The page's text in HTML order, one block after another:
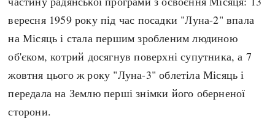
вересня 1959 року під час посадки "Луна-2" впала
на Місяць і стала першим зробленим людиною
об'єком, котрий досягнув поверхні супутника, а 7
жовтня цього ж року "Луна-3" облетіла Місяць і
передала на Землю перші знімки його оберненої
сторони.